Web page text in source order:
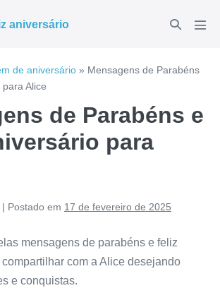
aniversário
Alternar
de aniversário » Mensagens de Parabéns
Alice
de Parabéns e
para
| Postado em 17 de fevereiro de 2025
mensagens de parabéns e feliz
com a Alice desejando
e conquistas.